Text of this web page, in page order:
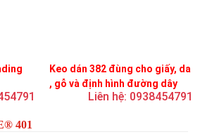
Keo dán 382 đùng cho giấy, da
, gỗ và định hình đường dây
trên bản mạchLiên hệ: 0938454791
401